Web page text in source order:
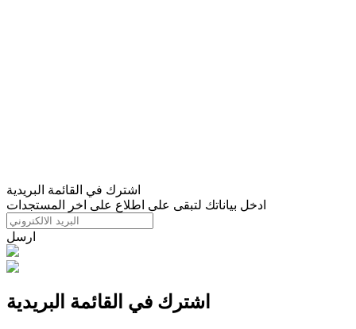
اشترك في القائمة البريدية
ادخل بياناتك لتبقى على اطلاع على اخر المستجدات
ارسل
اشترك في القائمة البريدية